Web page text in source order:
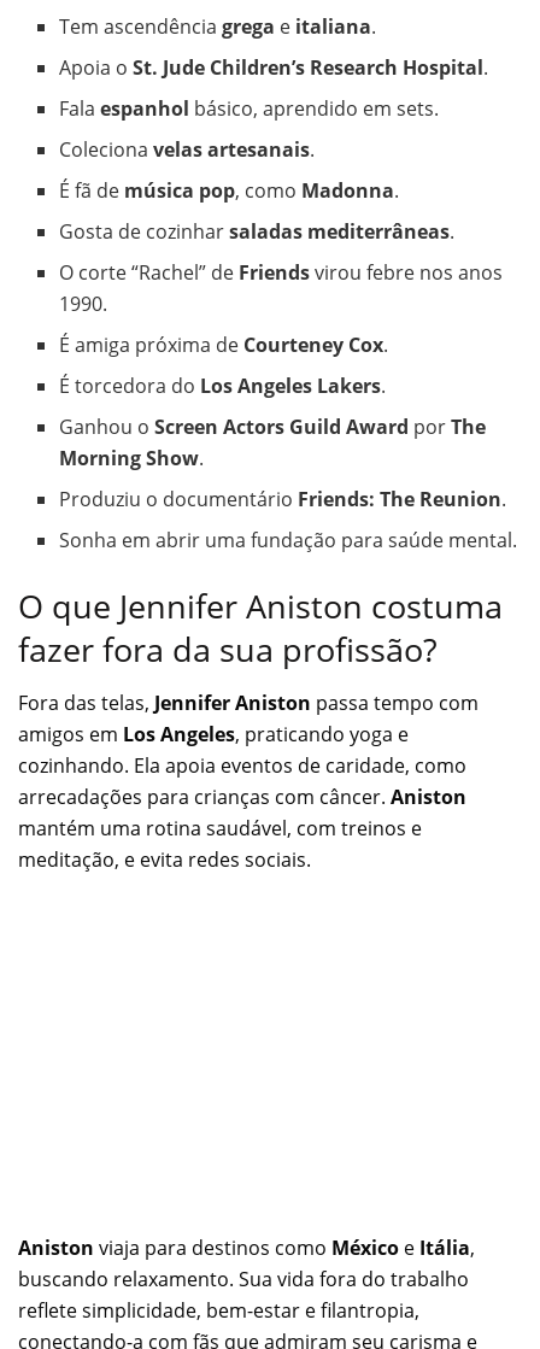
Tem ascendênciagrega e italiana.
Apoia oSt. Jude Children’s Research Hospital.
Falaespanhol básico, aprendido em sets.
Colecionavelas artesanais.
É fã de música pop, como Madonna.
Gosta de cozinharsaladas mediterrâneas.
O corte “Rachel” de Friendsvirou febre nos anos
1990.
É amiga próxima de Courteney Cox.
É torcedora do Los Angeles Lakers.
Ganhou oScreen Actors Guild Award porThe
Morning Show.
Produziu o documentário Friends: The Reunion.
Sonha em abrir uma fundação para saúde mental.
O que Jennifer Aniston costuma
fazer fora da sua profissão?
Fora das telas, Jennifer Aniston passa tempo com
amigos em Los Angeles, praticando yoga e
cozinhando. Ela apoia eventos de caridade, como
arrecadações para crianças com câncer. Aniston
mantém uma rotina saudável, com treinos e
meditação, e evita redes sociais.
Aniston viaja para destinos como México e Itália,
buscando relaxamento. Sua vida fora do trabalho
reflete simplicidade, bem-estar e filantropia,
conectando-a com fãs que admiram seu carisma e